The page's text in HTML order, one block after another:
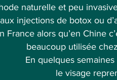
naturelle et peu
injections de botox ou
France alors qu’en Chine
beaucoup utilisée
En quelques
le visage